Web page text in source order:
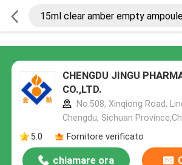
CHENGDU JINGU
CO.,LTD.
No.508, Xinqiong Road,
Chengdu, Sichuan
5.0
Fornitore verificato
chiamare ora